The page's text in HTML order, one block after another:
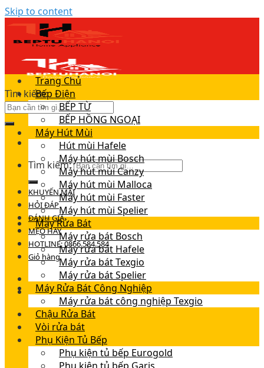
Skip to content
Tìm kiếm:
Tìm kiếm:
KHUYẾN MÃI
HỎI ĐÁP
ĐÁNH GIÁ
MẸO HAY
HOTLINE: 0866.584.584
Giỏ hàng
Trang Chủ
Bếp Điện
BẾP TỪ
BẾP HỒNG NGOẠI
Máy Hút Mùi
Hút mùi Hafele
Máy hút mùi Bosch
Máy hút mùi Canzy
Máy hút mùi Malloca
Máy hút mùi Faster
Máy hút mùi Spelier
Máy Rửa Bát
Máy rửa bát Bosch
Máy rửa bát Hafele
Máy rửa bát Texgio
Máy rửa bát Spelier
Máy Rửa Bát Công Nghiệp
Máy rửa bát công nghiệp Texgio
Chậu Rửa Bát
Vòi rửa bát
Phụ Kiện Tủ Bếp
Phụ kiện tủ bếp Eurogold